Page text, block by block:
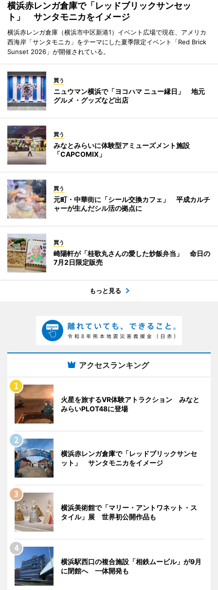
横浜赤レンガ倉庫で「レッドブリックサンセッ
ト」 サンタモニカをイメージ
横浜赤レンガ倉庫（横浜市中区新港1）イベント広場で現在、アメリカ
西海岸「サンタモニカ」をテーマにした夏季限定イベント「Red Brick
Sunset 2026」が開催されている。
買う
ニュウマン横浜で「ヨコハマ ニュー縁日」 地元
グルメ・グッズなど出店
買う
みなとみらいに体験型アミューズメント施設
「CAPCOMIX」
買う
元町・中華街に「シール交換カフェ」 平成カルチ
ャーが生んだシル活の拠点に
買う
崎陽軒が「桂歌丸さんの愛した炒飯弁当」 命日の
7月2日限定販売
もっと見る
アクセスランキング
火星を旅するVR体験アトラクション みなと
みらいPLOT48に登場
横浜赤レンガ倉庫で「レッドブリックサンセ
ット」 サンタモニカをイメージ
横浜美術館で「マリー・アントワネット・ス
タイル」展 世界初公開作品も
横浜駅西口の複合施設「相鉄ムービル」が9月
に閉館へ 一体開発も